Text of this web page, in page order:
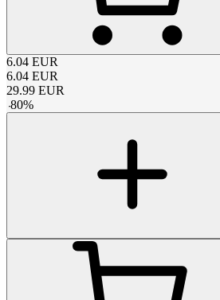
6.04 EUR
6.04 EUR
29.99 EUR
-80%